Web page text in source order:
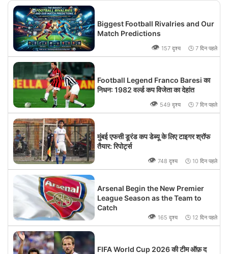
Biggest Football Rivalries and Our
Match Predictions
👁 157 दृश्य 🕒 7 दिन पहले
Football Legend Franco Baresi का
निधन: 1982 वर्ल्ड कप विजेता का देहांत
👁 549 दृश्य 🕒 7 दिन पहले
मुंबई एफसी डूरंड कप डेब्यू के लिए टाइगर श्रॉफ
तैयार: रिपोर्ट्स
👁 748 दृश्य 🕒 10 दिन पहले
Arsenal Begin the New Premier
League Season as the Team to
Catch
👁 165 दृश्य 🕒 12 दिन पहले
FIFA World Cup 2026 की टीम ऑफ़ द